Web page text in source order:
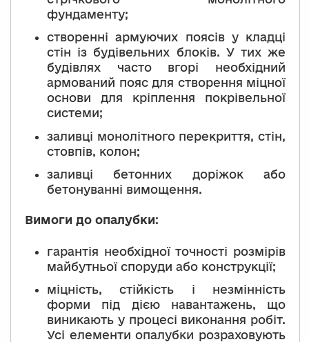
фундаменту;
створенні армуючих поясів у кладці
стін із будівельних блоків. У тих же
будівлях часто вгорі необхідний
армований пояс для створення міцної
основи для кріплення покрівельної
системи;
заливці монолітного перекриття, стін,
стовпів, колон;
заливці бетонних доріжок або
бетонуванні вимощення.
Вимоги до опалубки:
гарантія необхідної точності розмірів
майбутньої споруди або конструкції;
міцність, стійкість і незмінність
форми під дією навантажень, що
виникають у процесі виконання робіт.
Усі елементи опалубки розраховують